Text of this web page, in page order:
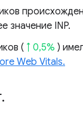
значение INP.
( ↑ 0,5% )
Web Vitals.
.